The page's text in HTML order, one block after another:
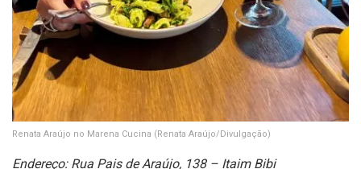
Renata Araújo no Marena Cucina (Renata Araújo/Divulgação)
Endereço: Rua Pais de Araújo, 138 – Itaim Bibi